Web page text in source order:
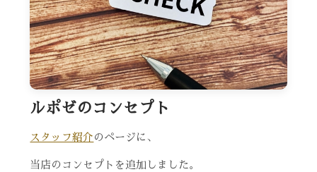
ルポゼのコンセプト
スタッフ紹介 のページに、
当店のコンセプトを追加しました。